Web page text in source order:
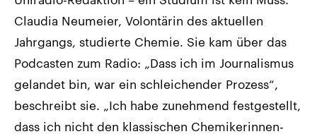
Claudia Neumeier, Volontärin des aktuellen
Jahrgangs, studierte Chemie. Sie kam über das
Podcasten zum Radio: „Dass ich im Journalismus
gelandet bin, war ein schleichender Prozess“,
beschreibt sie. „Ich habe zunehmend festgestellt,
dass ich nicht den klassischen Chemikerinnen-